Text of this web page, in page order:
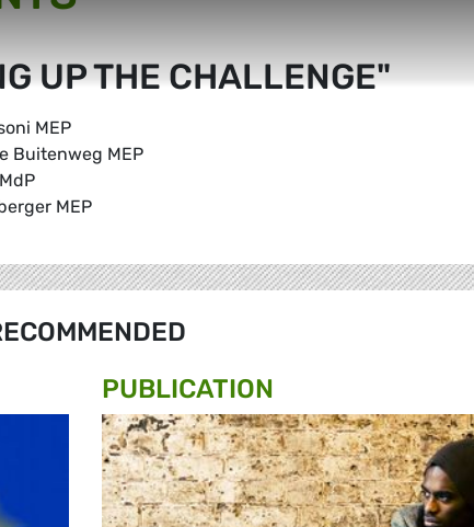
UP THE CHALLENGE"
MEP
Buitenweg MEP
MEP
PUBLICATION